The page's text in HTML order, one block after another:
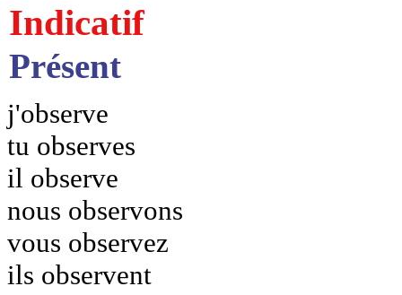
Indicatif
Présent
j'observe
tu observes
il observe
nous observons
vous observez
ils observent